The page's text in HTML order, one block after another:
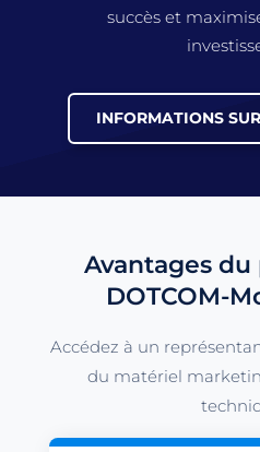
succès et
INFORMATIONS
Avantages
DOTCOM-
Accédez à un
du matériel